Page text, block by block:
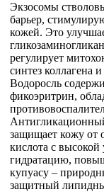
Экзосомы
барьер,
кожей. Это
регулирует
синтез коллагена
Водоросль
фикоэритрин,
защищает кожу от
кислота с
гидратацию,
купуасу –
защитный